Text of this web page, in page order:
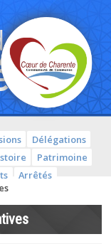
Délégations
Patrimoine
Arrêtés